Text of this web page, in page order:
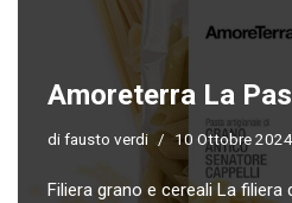
Amoreterra La
difausto verdi 10 Ottobre 2024
Filiera grano e cereali La filiera